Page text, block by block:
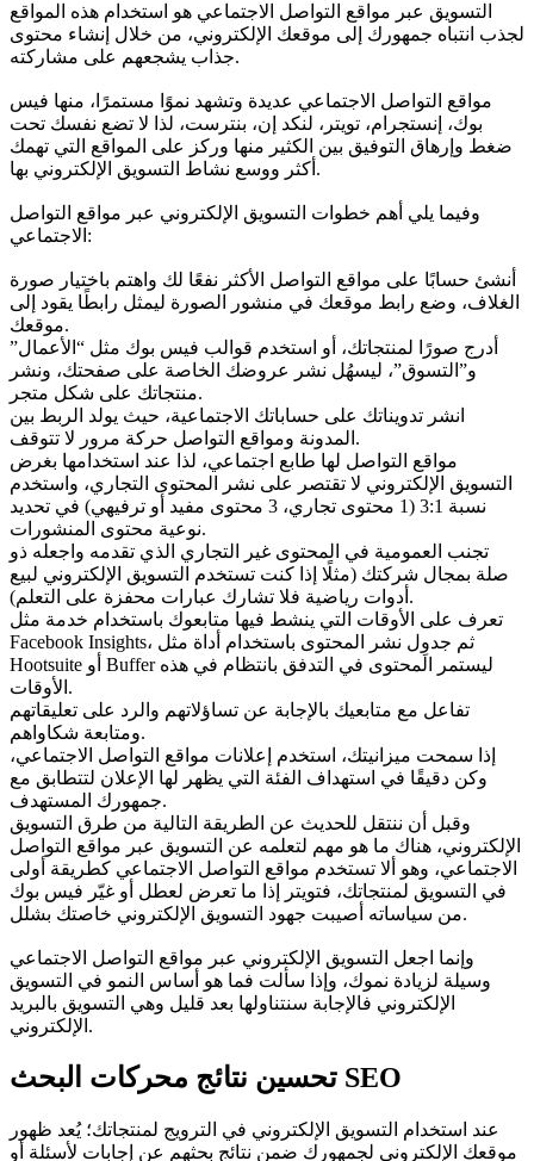
التسويق عبر مواقع التواصل الاجتماعي هو استخدام هذه المواقع
لجذب انتباه جمهورك إلى موقعك الإلكتروني، من خلال إنشاء محتوى
جذاب يشجعهم على مشاركته.
مواقع التواصل الاجتماعي عديدة وتشهد نموًا مستمرًا، منها فيس
بوك، إنستجرام، تويتر، لنكد إن، بنترست، لذا لا تضع نفسك تحت
ضغط وإرهاق التوفيق بين الكثير منها وركز على المواقع التي تهمك
أكثر ووسع نشاط التسويق الإلكتروني بها.
وفيما يلي أهم خطوات التسويق الإلكتروني عبر مواقع التواصل
الاجتماعي:
أنشئ حسابًا على مواقع التواصل الأكثر نفعًا لك واهتم باختيار صورة
الغلاف، وضع رابط موقعك في منشور الصورة ليمثل رابطًا يقود إلى
موقعك.
أدرج صورًا لمنتجاتك، أو استخدم قوالب فيس بوك مثل “الأعمال”
و”التسوق”، ليسهُل نشر عروضك الخاصة على صفحتك، ونشر
منتجاتك على شكل متجر.
انشر تدويناتك على حساباتك الاجتماعية، حيث يولد الربط بين
المدونة ومواقع التواصل حركة مرور لا تتوقف.
مواقع التواصل لها طابع اجتماعي، لذا عند استخدامها بغرض
التسويق الإلكتروني لا تقتصر على نشر المحتوى التجاري، واستخدم
نسبة 3:1 (1 محتوى تجاري، 3 محتوى مفيد أو ترفيهي) في تحديد
نوعية محتوى المنشورات.
تجنب العمومية في المحتوى غير التجاري الذي تقدمه واجعله ذو
صلة بمجال شركتك (مثلًا إذا كنت تستخدم التسويق الإلكتروني لبيع
أدوات رياضية فلا تشارك عبارات محفزة على التعلم).
تعرف على الأوقات التي ينشط فيها متابعوك باستخدام خدمة مثل
Facebook Insights، ثم جدوِل نشر المحتوى باستخدام أداة مثل
Hootsuite أو Buffer ليستمر المحتوى في التدفق بانتظام في هذه
الأوقات.
تفاعل مع متابعيك بالإجابة عن تساؤلاتهم والرد على تعليقاتهم
ومتابعة شكاواهم.
إذا سمحت ميزانيتك، استخدم إعلانات مواقع التواصل الاجتماعي،
وكن دقيقًا في استهداف الفئة التي يظهر لها الإعلان لتتطابق مع
جمهورك المستهدف.
وقبل أن ننتقل للحديث عن الطريقة التالية من طرق التسويق
الإلكتروني، هناك ما هو مهم لتعلمه عن التسويق عبر مواقع التواصل
الاجتماعي، وهو ألا تستخدم مواقع التواصل الاجتماعي كطريقة أولى
في التسويق لمنتجاتك، فتويتر إذا ما تعرض لعطل أو غيّر فيس بوك
من سياساته أصيبت جهود التسويق الإلكتروني خاصتك بشلل.
وإنما اجعل التسويق الإلكتروني عبر مواقع التواصل الاجتماعي
وسيلة لزيادة نموك، وإذا سألت فما هو أساس النمو في التسويق
الإلكتروني فالإجابة سنتناولها بعد قليل وهي التسويق بالبريد
الإلكتروني.
تحسين نتائج محركات البحث SEO
عند استخدام التسويق الإلكتروني في الترويج لمنتجاتك؛ يُعد ظهور
موقعك الإلكتروني لجمهورك ضمن نتائج بحثهم عن إجابات لأسئلة أو